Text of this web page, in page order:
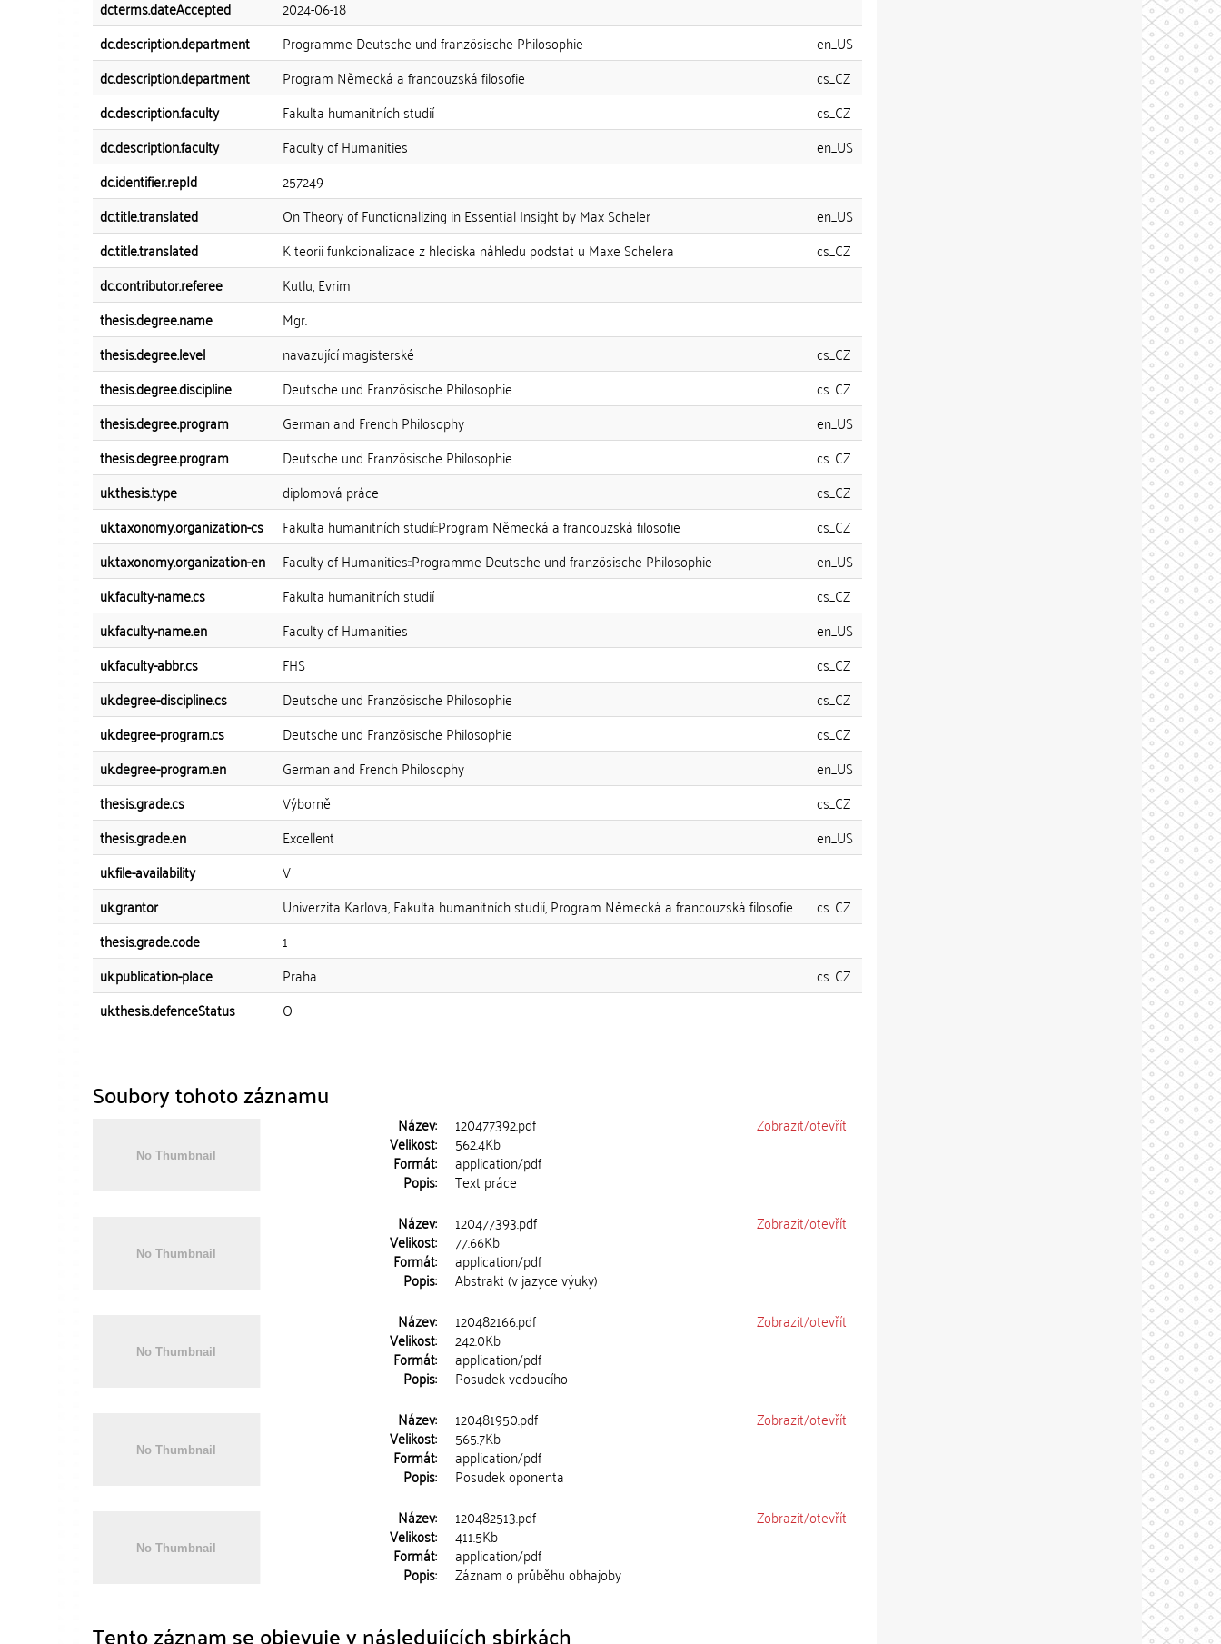
dcterms.dateAccepted
2024-06-18
dc.description.department
Programme Deutsche und französische Philosophie
en_US
dc.description.department
Program Německá a francouzská filosofie
cs_CZ
dc.description.faculty
Fakulta humanitních studií
cs_CZ
dc.description.faculty
Faculty of Humanities
en_US
dc.identifier.repId
257249
dc.title.translated
On Theory of Functionalizing in Essential Insight by Max Scheler
en_US
dc.title.translated
K teorii funkcionalizace z hlediska náhledu podstat u Maxe Schelera
cs_CZ
dc.contributor.referee
Kutlu, Evrim
thesis.degree.name
Mgr.
thesis.degree.level
navazující magisterské
cs_CZ
thesis.degree.discipline
Deutsche und Französische Philosophie
cs_CZ
thesis.degree.program
German and French Philosophy
en_US
thesis.degree.program
Deutsche und Französische Philosophie
cs_CZ
uk.thesis.type
diplomová práce
cs_CZ
uk.taxonomy.organization-cs
Fakulta humanitních studií::Program Německá a francouzská filosofie
cs_CZ
uk.taxonomy.organization-en
Faculty of Humanities::Programme Deutsche und französische Philosophie
en_US
uk.faculty-name.cs
Fakulta humanitních studií
cs_CZ
uk.faculty-name.en
Faculty of Humanities
en_US
uk.faculty-abbr.cs
FHS
cs_CZ
uk.degree-discipline.cs
Deutsche und Französische Philosophie
cs_CZ
uk.degree-program.cs
Deutsche und Französische Philosophie
cs_CZ
uk.degree-program.en
German and French Philosophy
en_US
thesis.grade.cs
Výborně
cs_CZ
thesis.grade.en
Excellent
en_US
uk.file-availability
V
uk.grantor
Univerzita Karlova, Fakulta humanitních studií, Program Německá a francouzská filosofie
cs_CZ
thesis.grade.code
1
uk.publication-place
Praha
cs_CZ
uk.thesis.defenceStatus
O
Soubory tohoto záznamu
Název: 120477392.pdf
Velikost: 562.4Kb
Formát: application/pdf
Popis: Text práce
Zobrazit/otevřít
Název: 120477393.pdf
Velikost: 77.66Kb
Formát: application/pdf
Popis: Abstrakt (v jazyce výuky)
Zobrazit/otevřít
Název: 120482166.pdf
Velikost: 242.0Kb
Formát: application/pdf
Popis: Posudek vedoucího
Zobrazit/otevřít
Název: 120481950.pdf
Velikost: 565.7Kb
Formát: application/pdf
Popis: Posudek oponenta
Zobrazit/otevřít
Název: 120482513.pdf
Velikost: 411.5Kb
Formát: application/pdf
Popis: Záznam o průběhu obhajoby
Zobrazit/otevřít
Tento záznam se objevuje v následujících sbírkách